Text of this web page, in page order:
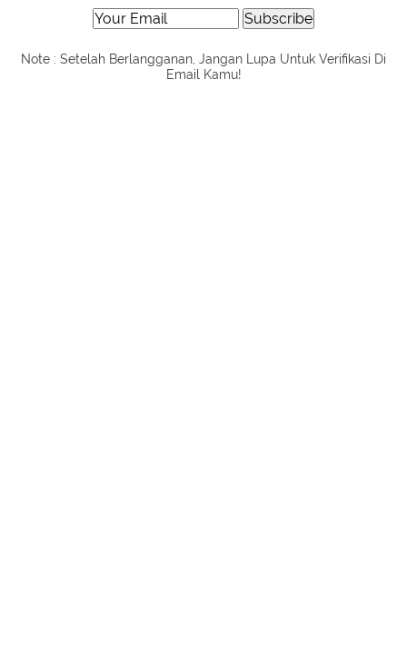
Note : Setelah Berlangganan, Jangan Lupa Untuk Verifikasi Di
Email Kamu!